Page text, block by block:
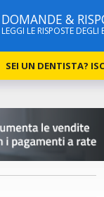
DOMANDE &
LEGGI LE RISPOSTE DEGLI
SEI UN DENTISTA?